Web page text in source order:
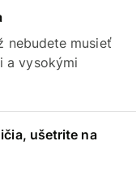
nebudete musieť
a vysokými
ušetrite na